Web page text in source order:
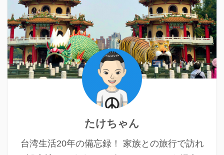
たけちゃん
台湾生活20年の備忘録！ 家族との旅行で訪れ